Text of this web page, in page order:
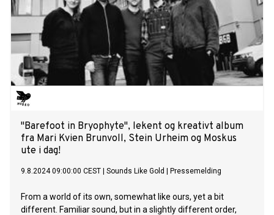
"Barefoot in Bryophyte", lekent og kreativt album
fra Mari Kvien Brunvoll, Stein Urheim og Moskus
ute i dag!
9.8.2024 09:00:00 CEST Sounds Like Gold Pressemelding
From a world of its own, somewhat like ours, yet a bit
different. Familiar sound, but in a slightly different order,